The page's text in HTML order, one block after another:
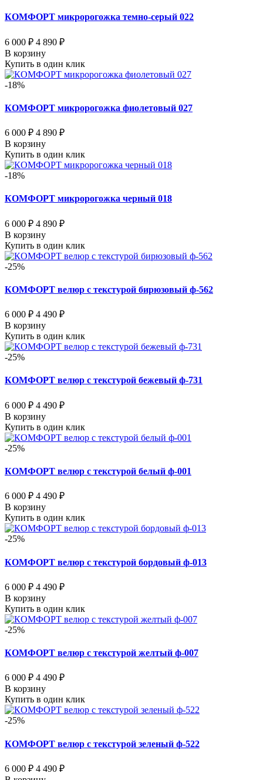
КОМФОРТ микророгожка темно-серый 022
6 000 ₽ 4 890 ₽
В корзину
Купить в один клик
-18%
КОМФОРТ микророгожка фиолетовый 027
6 000 ₽ 4 890 ₽
В корзину
Купить в один клик
-18%
КОМФОРТ микророгожка черный 018
6 000 ₽ 4 890 ₽
В корзину
Купить в один клик
-25%
КОМФОРТ велюр с текстурой бирюзовый ф-562
6 000 ₽ 4 490 ₽
В корзину
Купить в один клик
-25%
КОМФОРТ велюр с текстурой бежевый ф-731
6 000 ₽ 4 490 ₽
В корзину
Купить в один клик
-25%
КОМФОРТ велюр с текстурой белый ф-001
6 000 ₽ 4 490 ₽
В корзину
Купить в один клик
-25%
КОМФОРТ велюр с текстурой бордовый ф-013
6 000 ₽ 4 490 ₽
В корзину
Купить в один клик
-25%
КОМФОРТ велюр с текстурой желтый ф-007
6 000 ₽ 4 490 ₽
В корзину
Купить в один клик
-25%
КОМФОРТ велюр с текстурой зеленый ф-522
6 000 ₽ 4 490 ₽